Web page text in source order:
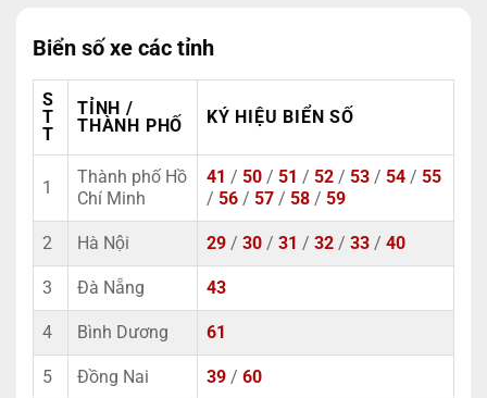
Biển số xe các tỉnh
S
T
T
TỈNH /
THÀNH PHỐ
KÝ HIỆU BIỂN SỐ
1
Thành phố Hồ
Chí Minh
41 / 50 / 51 / 52 / 53 / 54 / 55
/ 56 / 57 / 58 / 59
2 Hà Nội 29 / 30 / 31 / 32 / 33 / 40
3 Đà Nẵng 43
4 Bình Dương 61
5 Đồng Nai 39 / 60